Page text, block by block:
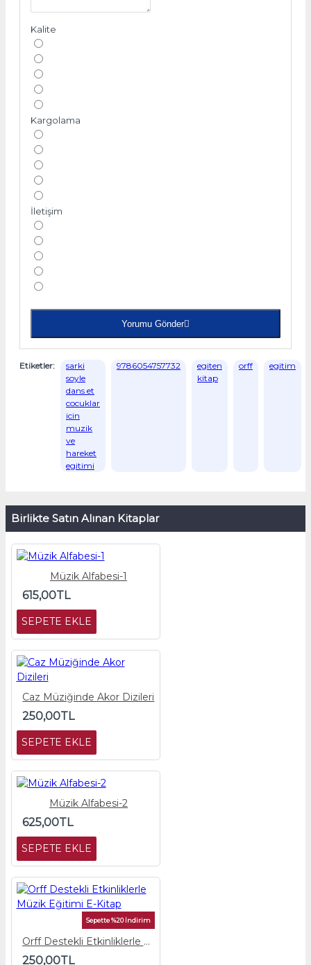
Kalite
Kargolama
İletişim
Yorumu Gönder
Etiketler:
sarki
soyle
dans et
cocuklar
icin
muzik
ve
hareket
egitimi
9786054757732
egiten
kitap
orff egitim
Birlikte Satın Alınan Kitaplar
Müzik Alfabesi-1
615,00TL
SEPETE EKLE
Caz Müziğinde Akor Dizileri
250,00TL
SEPETE EKLE
Müzik Alfabesi-2
625,00TL
SEPETE EKLE
Sepette %20 İndirim
Orff Destekli Etkinliklerle Müzik Eğitimi E-Kitap
250,00TL